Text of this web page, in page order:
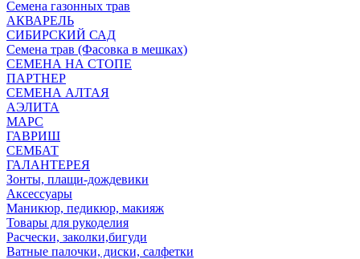
Семена газонных трав
АКВАРЕЛЬ
СИБИРСКИЙ САД
Семена трав (Фасовка в мешках)
СЕМЕНА НА СТОПЕ
ПАРТНЕР
СЕМЕНА АЛТАЯ
АЭЛИТА
МАРС
ГАВРИШ
СЕМБАТ
ГАЛАНТЕРЕЯ
Зонты, плащи-дождевики
Аксессуары
Маникюр, педикюр, макияж
Товары для рукоделия
Расчески, заколки,бигуди
Ватные палочки, диски, салфетки